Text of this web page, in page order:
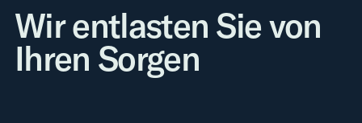
Wir entlasten Sie von
Ihren Sorgen